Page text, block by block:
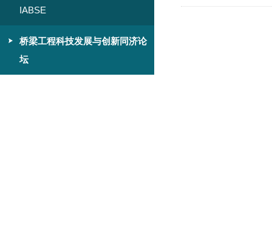
IABSE
桥梁工程科技发展与创新同济论
坛